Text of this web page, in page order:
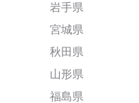
岩手県
宮城県
秋田県
山形県
福島県